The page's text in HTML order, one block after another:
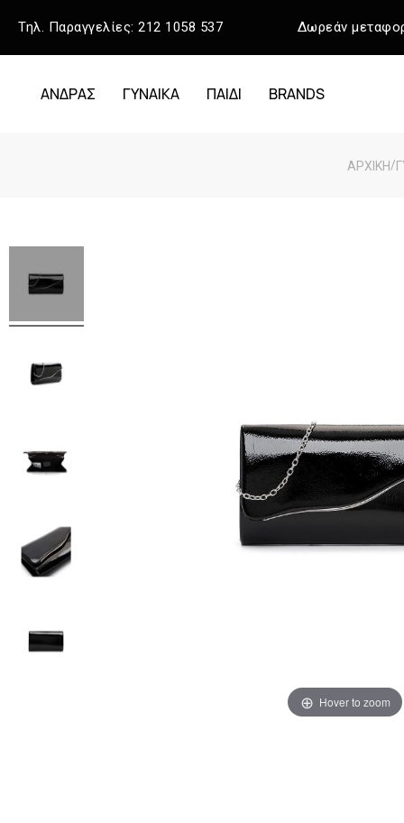
Τηλ. Παραγγελίες: 212 1058 537 Δωρεάν
ΑΝΔΡΑΣ ΓΥΝΑΙΚΑ ΠΑΙΔΙ BRANDS
ΑΡΧΙΚΉ/
Hover to zoom